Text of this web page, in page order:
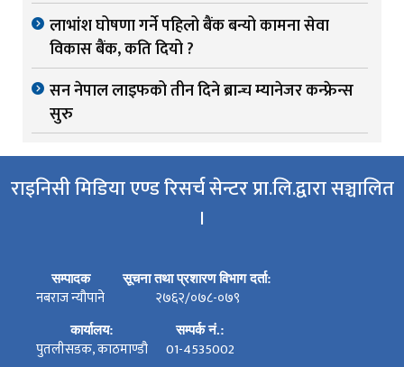
लाभांश घोषणा गर्ने पहिलो बैंक बन्यो कामना सेवा
विकास बैंक, कति दियो ?
सन नेपाल लाइफको तीन दिने ब्रान्च म्यानेजर कन्फ्रेन्स
सुरु
राइनिसी मिडिया एण्ड रिसर्च सेन्टर प्रा.लि.द्वारा सञ्चालित
।
सम्पादक
नबराज न्यौपाने
सूचना तथा प्रशारण विभाग दर्ता:
२७६२/०७८-०७९
कार्यालय:
पुतलीसडक, काठमाण्डौ
सम्पर्क नं.:
01-4535002